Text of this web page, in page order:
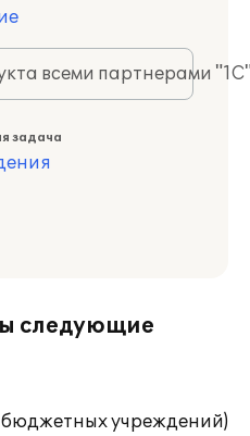
всеми партнерами
задача
следующие
учреждений)